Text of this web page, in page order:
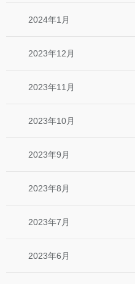
2024年1月
2023年12月
2023年11月
2023年10月
2023年9月
2023年8月
2023年7月
2023年6月